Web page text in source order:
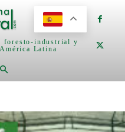
foresto-industrial y
Latina